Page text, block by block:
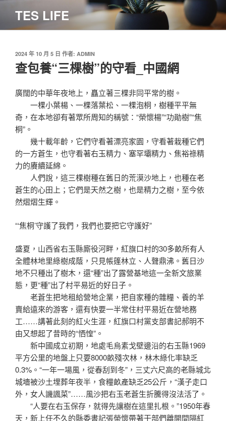
主
TES LIFE
發
佈
於
2024 年 10 月 5 日 作者: ADMIN
查包養“三棵樹”的守看_中國網
廣闊的中華年夜地上，矗立著三棵非同平常的樹。
一棵小葉楊、一棵落葉松、一棵泡桐，樹種平平無
奇，在本地卻有著眾所周知的稱號：“榮懷楊”“功勛樹”“焦
桐”。
幾十載年齡，它們守看著漂亮家園，守看著栽種它們
的一方蒼生，也守看著右玉精力、塞罕壩精力、焦裕祿精
力的賡續延綿。
人們說，這三棵樹種在舊日的荒漠沙地上，也種在老
蒼生的心田上；它們是天然之樹，也是精力之樹，至今依
然熠熠生輝。
“‘焦桐’守護了我們，我們也要把它守護好”
盛夏，山西省右玉縣廝役河畔，紅旗口村的30多畝所有人
全體林地里綠樹成蔭，只見帳篷林立、人聲鼎沸。舊日沙
地不只種出了樹木，還“種”出了露營基地這一全新文旅業
態，更“種”出了村平易近的好日子。
老蒼生把地租給營地企業，把自家種的雜糧、養的羊
賣給遠來的游客，還有快要一半常住村平易近在營地務
工……講著此刻的紅火生涯，紅旗口村黨支部書記郝明不
由又想起了昔時的“恓惶”。
新中國成立初期，地處毛烏素戈壁邊沿的右玉縣1969
平方公里的地盤上只要8000畝殘次林，林木綠化率缺乏
0.3%。“一年一場風，從春刮到冬”，三丈六尺高的老縣城北
城墻被沙土埋葬年夜半，食糧畝產缺乏25公斤，“漢子走口
外，女人譏諷菜”……風沙把右玉老蒼生折騰得沒法活了。
“人要在右玉保存，就得先讓樹在這里扎根。”1950年春
天，新上任不久的縣委書記張榮懷帶著干部們離開間隔紅